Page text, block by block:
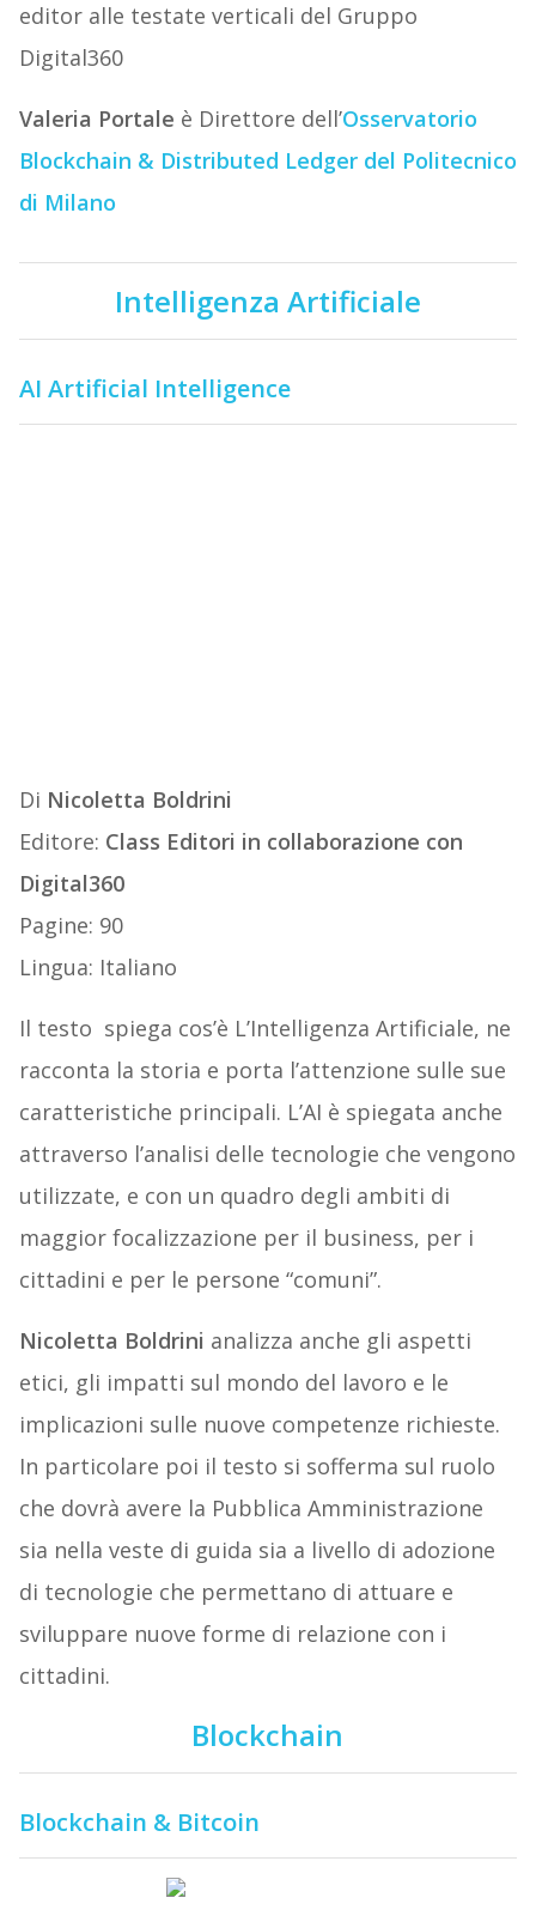
editor alle testate verticali del Gruppo
Digital360
Valeria Portale è Direttore dell’Osservatorio
Blockchain & Distributed Ledger del Politecnico
di Milano
Intelligenza Artificiale
AI Artificial Intelligence
Di Nicoletta Boldrini
Editore: Class Editori in collaborazione con
Digital360
Pagine: 90
Lingua: Italiano
Il testo spiega cos’è L’Intelligenza Artificiale, ne
racconta la storia e porta l’attenzione sulle sue
caratteristiche principali. L’AI è spiegata anche
attraverso l’analisi delle tecnologie che vengono
utilizzate, e con un quadro degli ambiti di
maggior focalizzazione per il business, per i
cittadini e per le persone “comuni”.
Nicoletta Boldrini analizza anche gli aspetti
etici, gli impatti sul mondo del lavoro e le
implicazioni sulle nuove competenze richieste.
In particolare poi il testo si sofferma sul ruolo
che dovrà avere la Pubblica Amministrazione
sia nella veste di guida sia a livello di adozione
di tecnologie che permettano di attuare e
sviluppare nuove forme di relazione con i
cittadini.
Blockchain
Blockchain & Bitcoin